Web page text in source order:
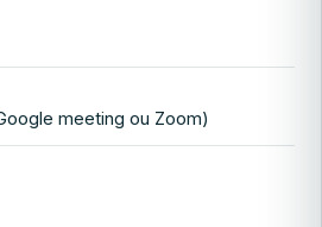
meeting ou Zoom)